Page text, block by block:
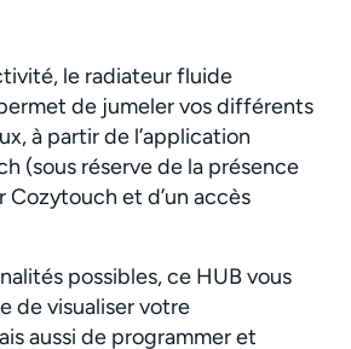
le radiateur fluide
de jumeler vos différents
à partir de l’application
(sous réserve de la présence
Cozytouch et d’un accès
possibles, ce HUB vous
de visualiser votre
aussi de programmer et